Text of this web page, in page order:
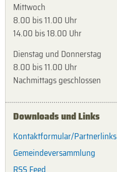
Mittwoch
8.00 bis 11.00 Uhr
14.00 bis 18.00 Uhr
Dienstag und Donnerstag
8.00 bis 11.00 Uhr
Nachmittags geschlossen
Downloads und Links
Kontaktformular/Partnerlinks
Gemeindeversammlung